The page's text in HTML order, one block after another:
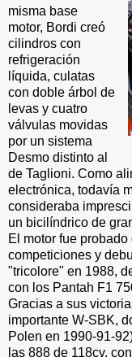
misma base
motor, Bordi creó
cilindros con
refrigeración
líquida, culatas
con doble árbol de
levas y cuatro
válvulas movidas
por un sistema
Desmo distinto al
de Taglioni. Como
electrónica, todavía
consideraba
un bicilíndrico de
El motor fue
competiciones y
"tricolore" en 1988,
con los Pantah F1
Gracias a sus
importante W-SBK,
Polen en 1990-91-
las 888 de 118cv,